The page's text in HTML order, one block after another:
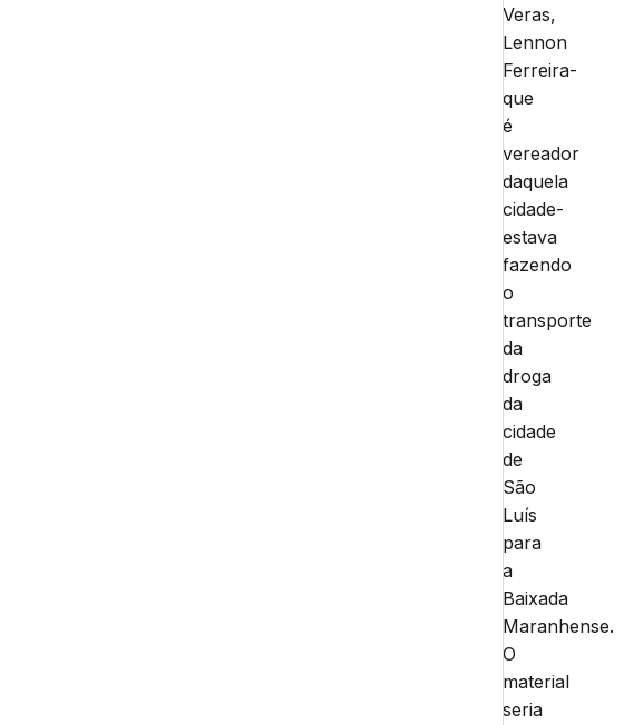
Veras,
Lennon
Ferreira-
que
é
vereador
daquela
cidade-
estava
fazendo
o
transporte
da
droga
da
cidade
de
São
Luís
para
a
Baixada
Maranhense.
O
material
seria